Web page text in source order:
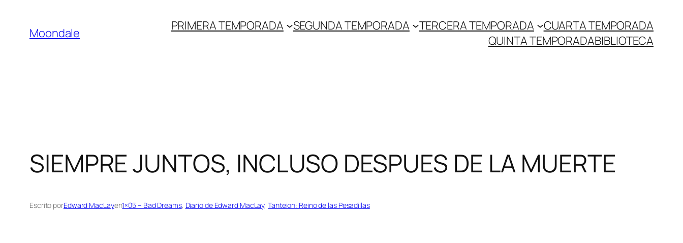
contenido
Moondale PRIMERA TEMPORADA SEGUNDA TEMPORADA TERCERA TEMPORADA
CUARTA TEMPORADA
QUINTA TEMPORADABIBLIOTECA
SIEMPRE JUNTOS, INCLUSO DESPUES DE LA MUERTE
Escrito porEdward MacLayen1×05 – Bad Dreams, Diario de Edward MacLay, Tanteion: Reino de las Pesadillas